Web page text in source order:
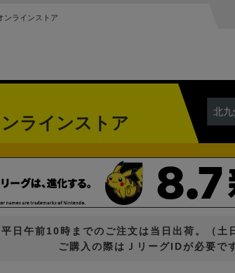
ンラインストア
ラインストア
北九
平日午前10時までのご注文は当日出荷。（土
ご購入の際はＪリーグIDが必要で